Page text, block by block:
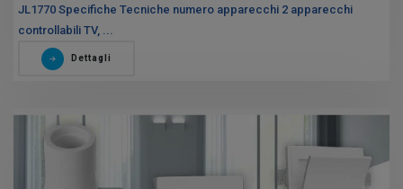
JL1770 Specifiche Tecniche numero apparecchi 2 apparecchi
controllabili TV, ...
Dettagli